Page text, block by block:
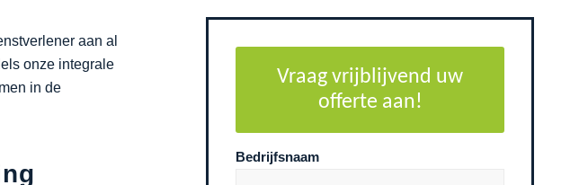
aan al
onze integrale
in de
Vraag vrijblijvend uw
offerte aan!
Bedrijfsnaam